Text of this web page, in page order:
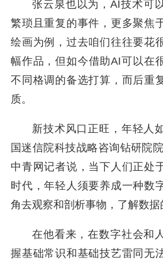
张云泉也以为，AI技术可
繁琐且重复的事件，更多聚焦
绘画为例，过去咱们往往要花
幅作品，但如今借助AI可以在
不同格调的备选打算，而后重
质。
新技术风口正旺，年轻人
国迷信院科技战略咨询钻研院
中青网记者说，当下人们正处
时代，年轻人须要养成一种数
角去观察和剖析事物，了解数据
在他看来，在数字社会和
握基础常识和基础技艺雷同无